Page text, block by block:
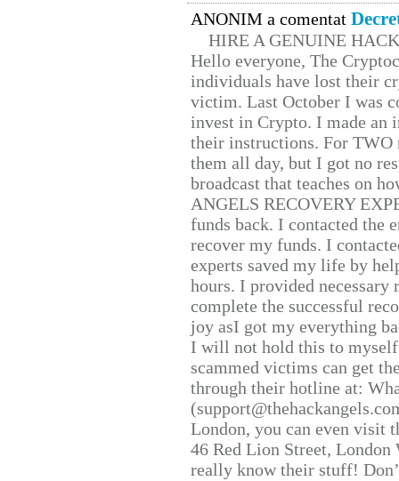
ANONIM a comentat
HIRE A GENUINE
Hello everyone, The
individuals have lost their
victim. Last October I was
invest in Crypto. I made
their instructions. For TWO
them all day, but I got no
broadcast that teaches on
ANGELS RECOVERY
funds back. I contacted the
recover my funds. I
experts saved my life by
hours. I provided
complete the successful
joy asI got my everything
I will not hold this to
scammed victims can get
through their hotline at:
London, you can even visit
46 Red Lion Street, London
really know their stuff!